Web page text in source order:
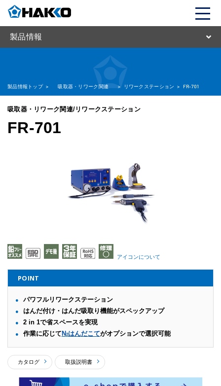
製品情報
製品情報トップ > 吸取器・リワーク関連 > リワークステーション > FR-701
吸取器・リワーク関連/リワークステーション
FR-701
アイコンについて
POINT
パワフルリワークステーション
はんだ付け・はんだ吸取り機能がスペックアップ
2 in 1で省スペースを実現
作業に応じて N 2はんだこてがオプションで選択可能
カタログ 取扱説明書